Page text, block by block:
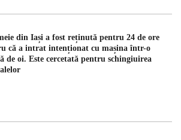
din Iași a fost reținută pentru 24 de ore
că a intrat intenționat cu mașina într-o
de oi. Este cercetată pentru schingiuirea